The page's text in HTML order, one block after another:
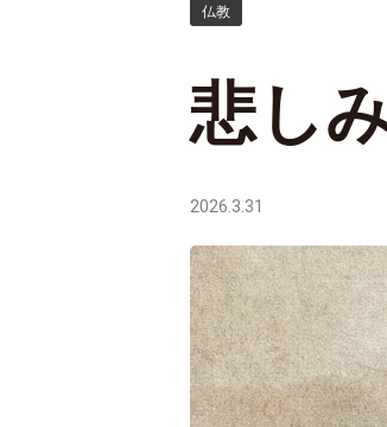
仏教
悲し
2026.3.31